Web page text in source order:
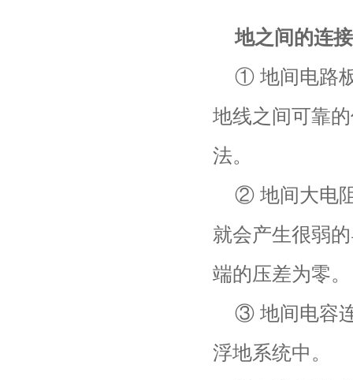
地之间的连
① 地间电路
地线之间可靠
法。
② 地间大电
就会产生很弱
端的压差为零。
③ 地间电容
浮地系统中。